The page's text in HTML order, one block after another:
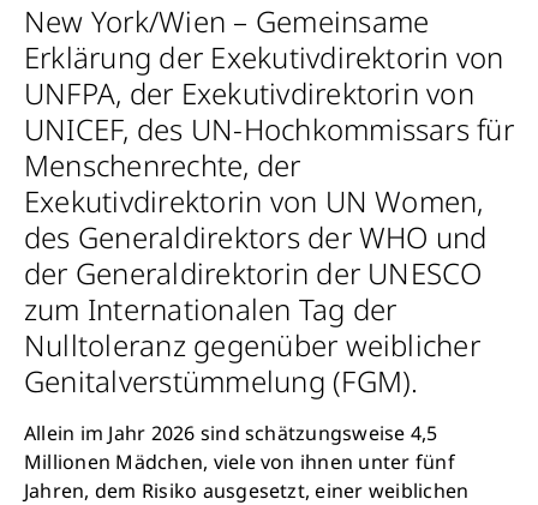
New York/Wien – Gemeinsame
Erklärung der Exekutivdirektorin von
UNFPA, der Exekutivdirektorin von
UNICEF, des UN-Hochkommissars für
Menschenrechte, der
Exekutivdirektorin von UN Women,
des Generaldirektors der WHO und
der Generaldirektorin der UNESCO
zum Internationalen Tag der
Nulltoleranz gegenüber weiblicher
Genitalverstümmelung (FGM).
Allein im Jahr 2026 sind schätzungsweise 4,5
Millionen Mädchen, viele von ihnen unter fünf
Jahren, dem Risiko ausgesetzt, einer weiblichen